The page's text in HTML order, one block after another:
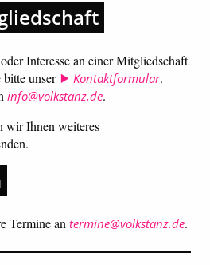
Interesse an einer Mitgliedschaft
unser
Kontaktformular.
info@volkstanz.de.
wir Ihnen weiteres
Termine an termine@volkstanz.de.